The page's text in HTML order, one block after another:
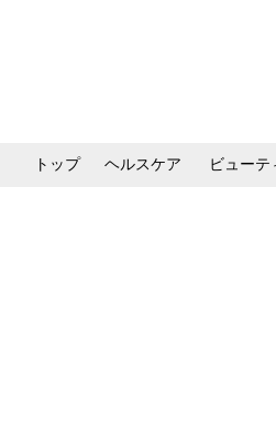
トップ ヘルスケア ビューテ